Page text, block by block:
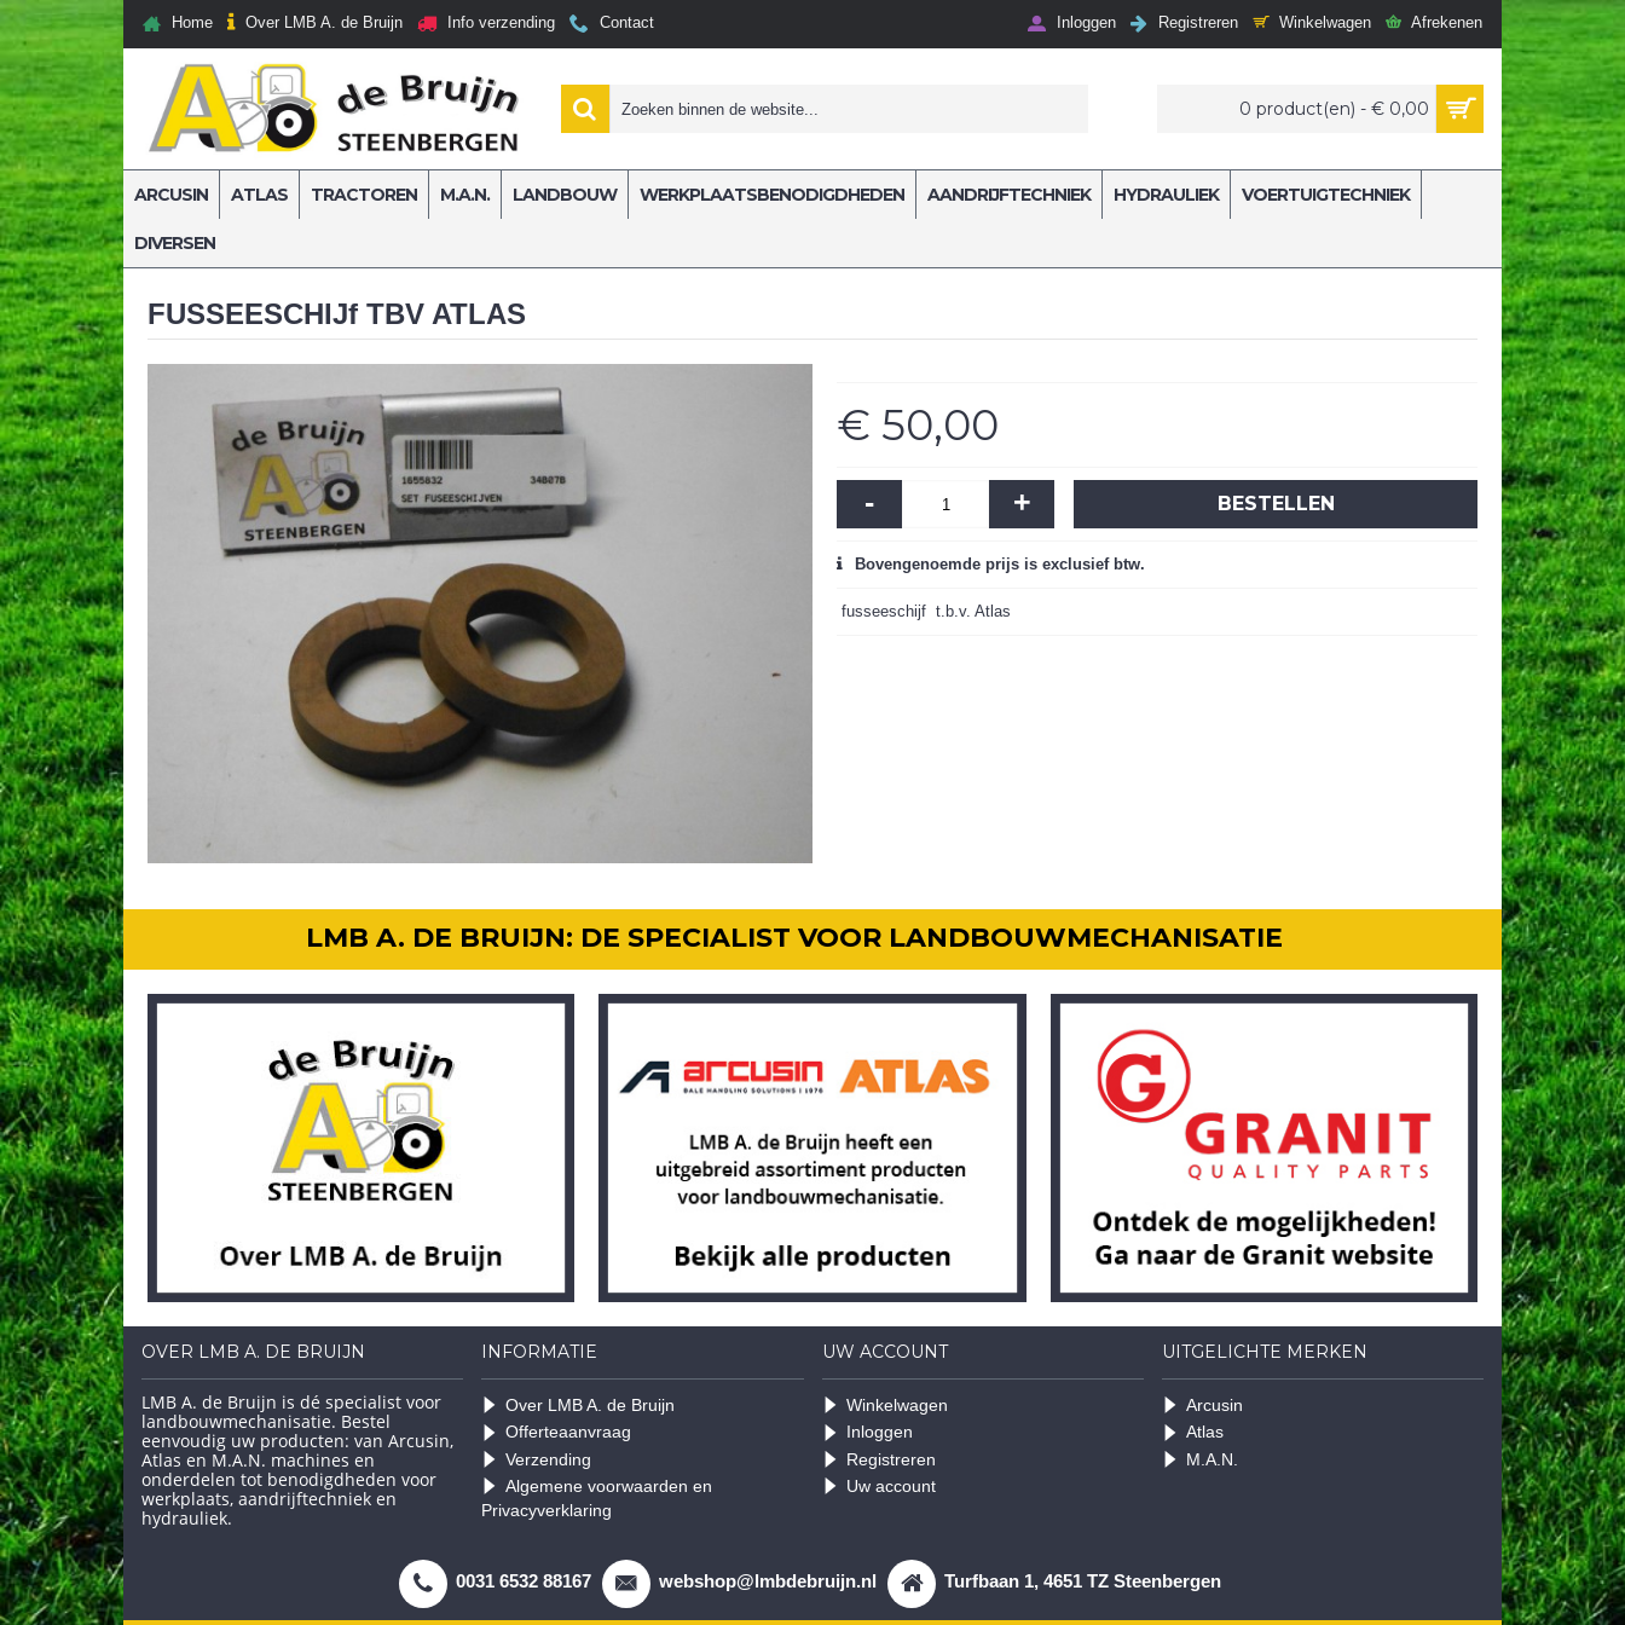
Home Over LMB A. de Bruijn Info verzending Contact Inloggen Registreren Winkelwagen Afrekenen
0 product(en) - € 0,00
ARCUSIN ATLAS TRACTOREN M.A.N. LANDBOUW WERKPLAATSBENODIGDHEDEN AANDRIJFTECHNIEK HYDRAULIEK VOERTUIGTECHNIEK
DIVERSEN
Home Atlas
FUSSEESCHIJf TBV ATLAS
€ 50,00
- + BESTELLEN
Bovengenoemde prijs is exclusief btw.
fusseeschijf t.b.v. Atlas
LMB A. DE BRUIJN: DE SPECIALIST VOOR LANDBOUWMECHANISATIE
OVER LMB A. DE BRUIJN
LMB A. de Bruijn is dé specialist voor
landbouwmechanisatie. Bestel
eenvoudig uw producten: van Arcusin,
Atlas en M.A.N. machines en
onderdelen tot benodigdheden voor
werkplaats, aandrijftechniek en
hydrauliek.
INFORMATIE
Over LMB A. de Bruijn
Offerteaanvraag
Verzending
Algemene voorwaarden en
Privacyverklaring
UW ACCOUNT
Winkelwagen
Inloggen
Registreren
Uw account
UITGELICHTE MERKEN
Arcusin
Atlas
M.A.N.
0031 6532 88167 webshop@lmbdebruijn.nl Turfbaan 1, 4651 TZ Steenbergen